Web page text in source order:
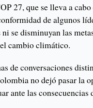
27, que se lleva a
de algunos
ni se disminuyan las
cambio climático.
de conversaciones
no dejó pasar la
ante las